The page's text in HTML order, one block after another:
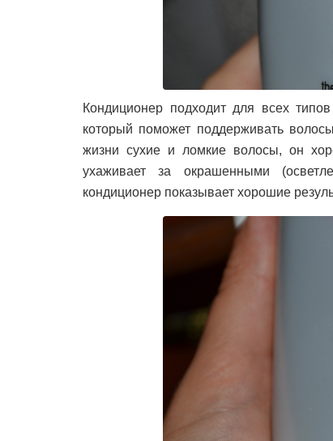
Кондиционер подходит для всех
который поможет поддерживать
жизни сухие и ломкие волосы, он
ухаживает за окрашенными
кондиционер показывает хорошие